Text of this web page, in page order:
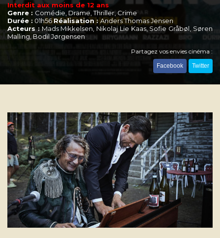
Interdit aux moins de 12 ans
Genre : Comédie, Drame, Thriller, Crime
Durée : 01h56 Réalisation :Anders Thomas Jensen
Acteurs :Mads Mikkelsen, Nikolaj Lie Kaas, Sofie Gråbøl, Søren
Malling, Bodil Jørgensen
Partagez vos envies cinéma :
Facebook Twitter